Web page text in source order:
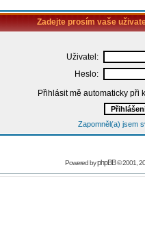
Zadejte prosím vaše
Uživatel:
Heslo:
Přihlásit mě automaticky při
Zapomněl(a) jsem
Powered byphpBB© 2001,